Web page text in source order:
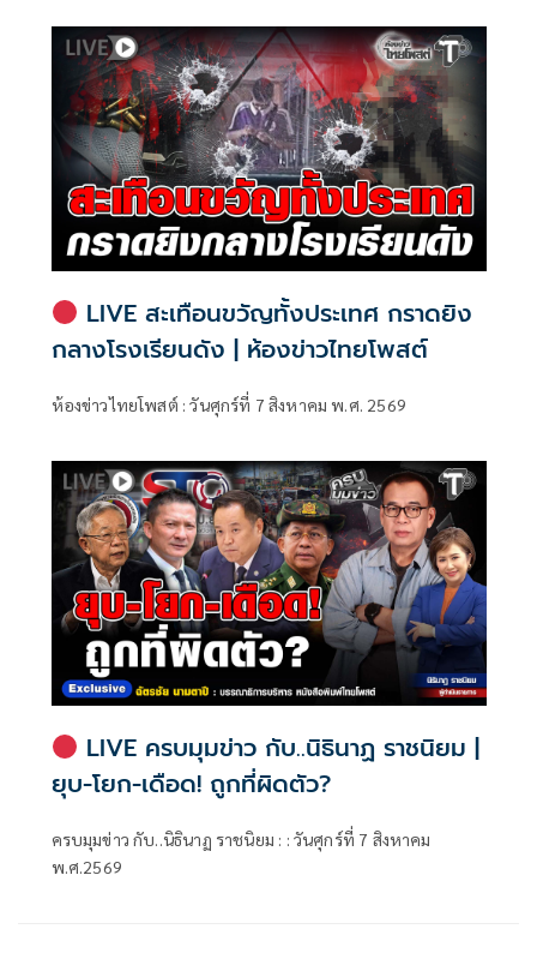
กรรมาธิการ มีการอ้างชื่อนายกรัฐมนตรี เข้าไปเกี่ยวข้องกับการ
ทุจริตสอบท้องถิ่น
LIVE สะเทือนขวัญทั้งประเทศ กราดยิง
กลางโรงเรียนดัง | ห้องข่าวไทยโพสต์
ห้องข่าวไทยโพสต์ : วันศุกร์ที่ 7 สิงหาคม พ.ศ. 2569
LIVE ครบมุมข่าว กับ..นิธินาฏ ราชนิยม |
ยุบ-โยก-เดือด! ถูกที่ผิดตัว?
ครบมุมข่าว กับ..นิธินาฏ ราชนิยม : : วันศุกร์ที่ 7 สิงหาคม
พ.ศ.2569